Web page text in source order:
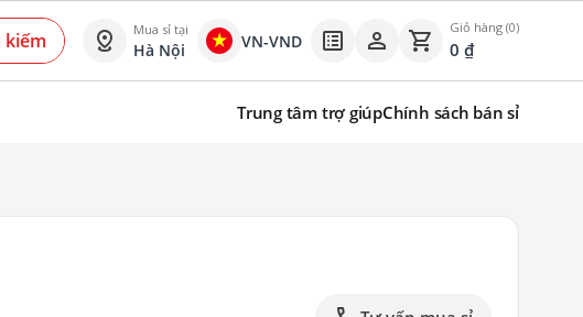
kiếm distance Mua sỉ tại
Hà Nội VN-VND list_alt person shopping_cart Giỏ hàng (0)
0 ₫
Trung tâm trợ giúpChính sách bán sỉ